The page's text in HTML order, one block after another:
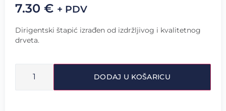
7.30 € + PDV
Dirigentski štapić izrađen od izdržljivog i kvalitetnog
drveta.
DODAJ U KOŠARICU